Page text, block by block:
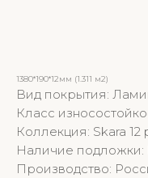
1380*190*12мм (1.311 м2)
Вид покрытия:
Класс
Коллекция: Skara 12
Наличие подложки:
Производство: